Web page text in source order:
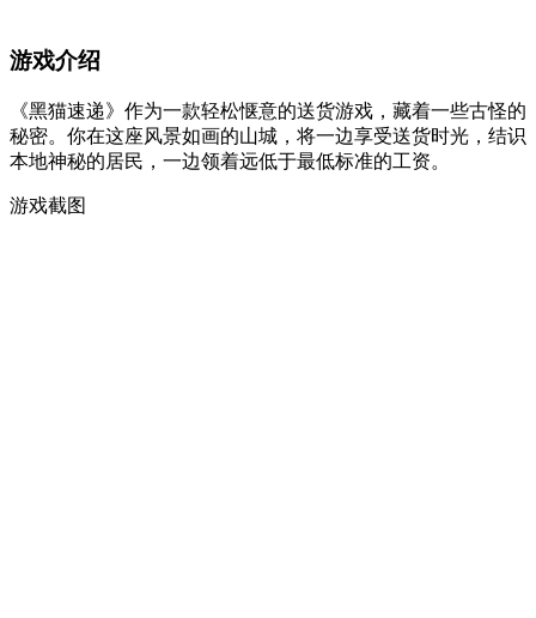
游戏介绍
《黑猫速递》作为一款轻松惬意的送货游戏，藏着一些古怪的
秘密。你在这座风景如画的山城，将一边享受送货时光，结识
本地神秘的居民，一边领着远低于最低标准的工资。
游戏截图